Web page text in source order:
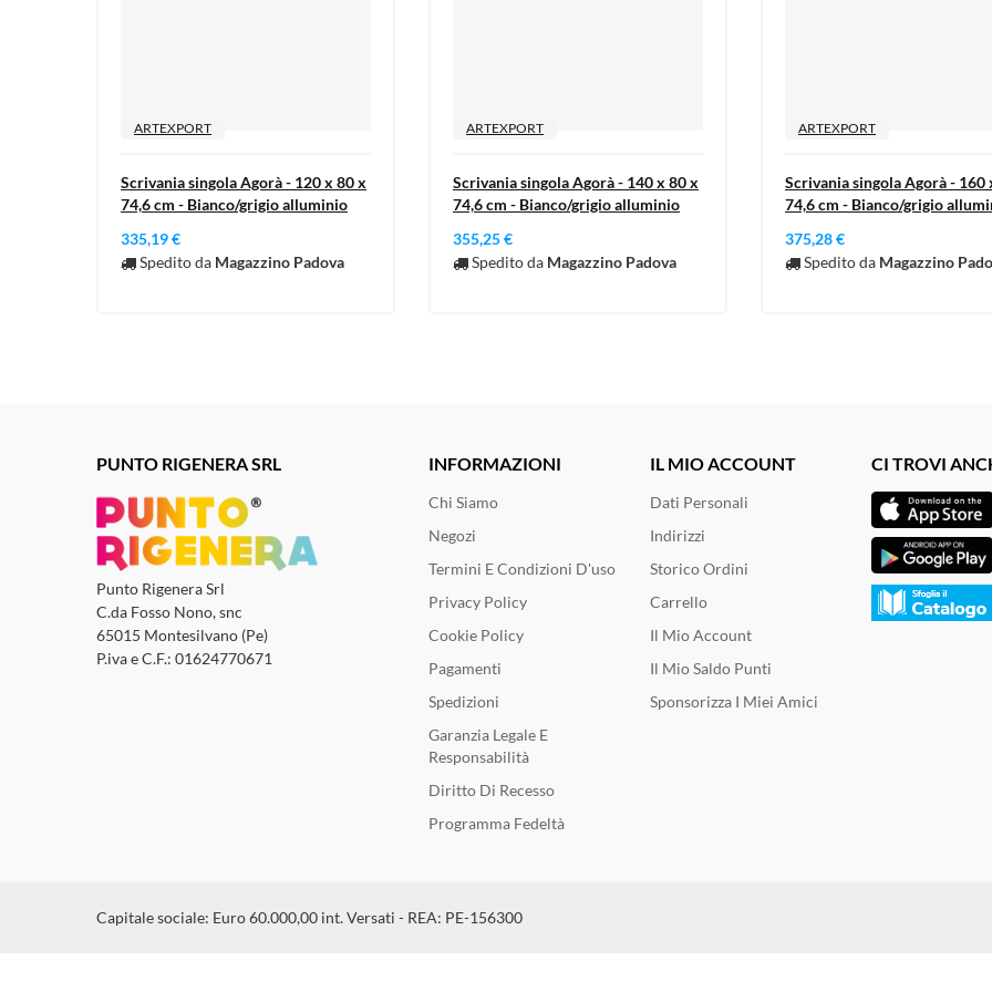
ARTEXPORT
Scrivania singola Agorà - 120 x 80 x
74,6 cm - Bianco/grigio alluminio
335,19 €
Spedito da Magazzino Padova
ARTEXPORT
Scrivania singola Agorà - 140 x 80 x
74,6 cm - Bianco/grigio alluminio
355,25 €
Spedito da Magazzino Padova
ARTEXPORT
Scrivania singola Agorà - 160
74,6 cm - Bianco/grigio
375,28 €
Spedito da Magazzino
PUNTO RIGENERA SRL
Punto Rigenera Srl
C.da Fosso Nono, snc
65015 Montesilvano (Pe)
P.iva e C.F.: 01624770671
INFORMAZIONI
Chi Siamo
Negozi
Termini E Condizioni D'uso
Privacy Policy
Cookie Policy
Pagamenti
Spedizioni
Garanzia Legale E
Responsabilità
Diritto Di Recesso
Programma Fedeltà
IL MIO ACCOUNT
Dati Personali
Indirizzi
Storico Ordini
Carrello
Il Mio Account
Il Mio Saldo Punti
Sponsorizza I Miei Amici
CI TROVI
Capitale sociale: Euro 60.000,00 int. Versati - REA: PE-156300